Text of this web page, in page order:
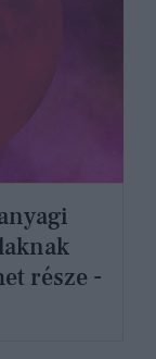
része -